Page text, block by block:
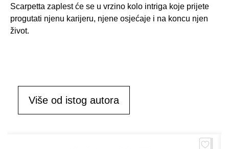
Scarpetta zaplest će se u vrzino kolo intriga koje prijete
progutati njenu karijeru, njene osjećaje i na koncu njen
život.
Više od istog autora